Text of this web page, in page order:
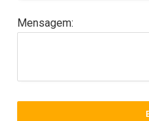
Mensagem: